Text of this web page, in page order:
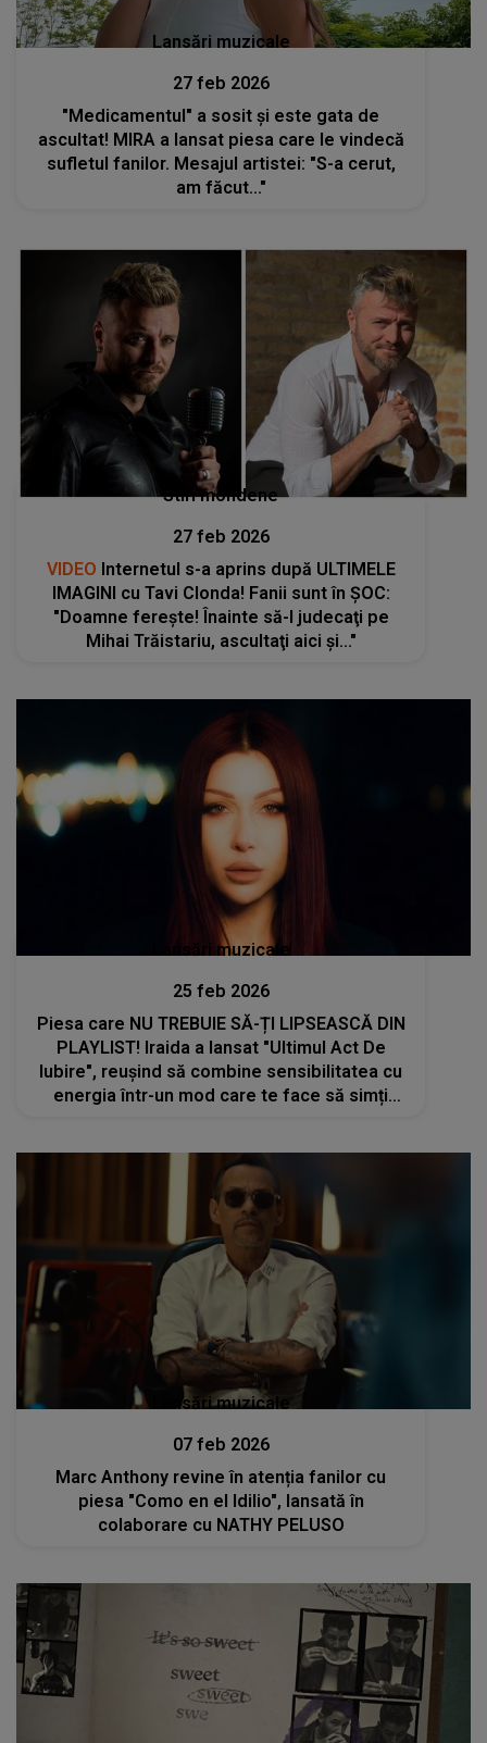
Lansări muzicale
27 feb 2026
"Medicamentul" a sosit și este gata de
ascultat! MIRA a lansat piesa care le vindecă
sufletul fanilor. Mesajul artistei: "S-a cerut,
am făcut..."
Stiri mondene
27 feb 2026
VIDEO Internetul s-a aprins după ULTIMELE
IMAGINI cu Tavi Clonda! Fanii sunt în ȘOC:
"Doamne fereşte! Înainte să-l judecaţi pe
Mihai Trăistariu, ascultaţi aici şi..."
Lansări muzicale
25 feb 2026
Piesa care NU TREBUIE SĂ-ȚI LIPSEASCĂ DIN
PLAYLIST! Iraida a lansat "Ultimul Act De
Iubire", reușind să combine sensibilitatea cu
energia într-un mod care te face să simți
Lansări muzicale
07 feb 2026
Marc Anthony revine în atenția fanilor cu
piesa "Como en el Idilio", lansată în
colaborare cu NATHY PELUSO